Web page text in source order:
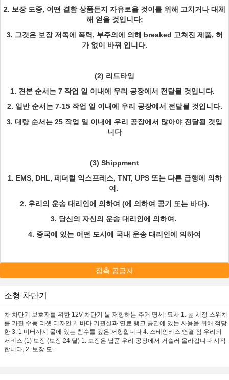
2. 보장 도중, 어떤 결함 상품든지 자유로울 것이를 위해 고치거나 대체
해 얻을 것입니다;
3. 그것은 보장 저쪽에 폭력, 부주의에 의해 breaked 고쳐진 제품, 허
가 없이 바꿔 입니다.
(2) 리드타임
1. 견본 순서는 7 작업 일 이내에 우리 공장에서 전달될 것입니다.
2. 일반 순서는 7-15 작업 일 이내에 우리 공장에서 전달될 것입니다.
3. 대량 순서는 25 작업 일 이내에 우리 공장에서 많아야 전달될 것입
니다
(3) Shippment
1. EMS, DHL, 페더럴 익스프레스, TNT, UPS 또는 다른 급행에 의하
여.
2. 우리의 운송 대리인에 의하여 (에 의하여 공기 또는 바다).
3. 당신의 자신의 운송 대리인에 의하여.
4. 중국에 있는 어떤 도시에 국내 운송 대리인에 의하여
접촉 공급자
소형 차단기
차 차단기 보호자를 위한 12V 차단기 물 저항하는 주거 명세: 묘사 1. 높 시정 스위치
를 가진 수동 리셋 디자인 2. 바다 기관실과 연료 탱크 공간에 있는 사용을 위해 적당
한 3. 1 미터까지 물에 있는 침수를 깊은 저항합니다 4. 스테인리스 연결 점 우리의
서비스 (1) 보장 (보장 24 달) 1. 보장은 납품 우리 공장에서 거슬러 올라갑니다 시작
합니다; 2. 보장 도...